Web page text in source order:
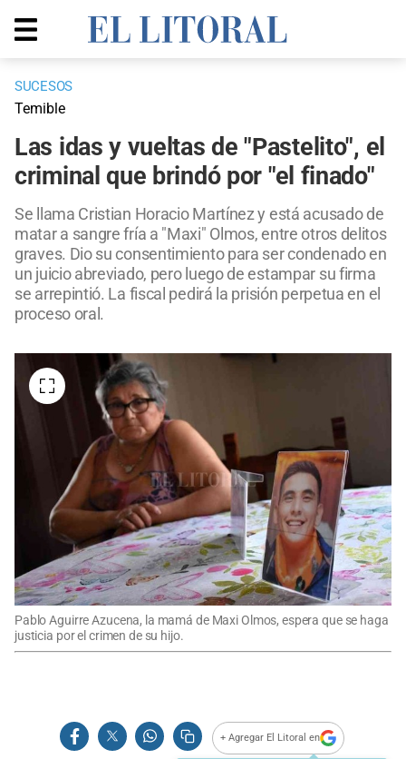
SUCESOS
Temible
Las idas y vueltas de "Pastelito", el
criminal que brindó por "el finado"
Se llama Cristian Horacio Martínez y está acusado de
matar a sangre fría a "Maxi" Olmos, entre otros delitos
graves. Dio su consentimiento para ser condenado en
un juicio abreviado, pero luego de estampar su firma
se arrepintió. La fiscal pedirá la prisión perpetua en el
proceso oral.
Pablo Aguirre Azucena, la mamá de Maxi Olmos, espera que se haga
justicia por el crimen de su hijo.
+ Agregar El Litoral en